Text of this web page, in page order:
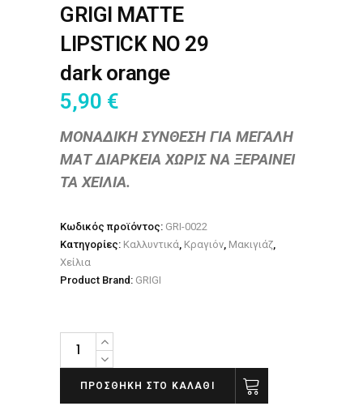
GRIGI MATTE
LIPSTICK NO 29
dark orange
5,90 €
ΜΟΝΑΔΙΚΗ ΣΥΝΘΕΣΗ ΓΙΑ ΜΕΓΑΛΗ
ΜΑΤ ΔΙΑΡΚΕΙΑ ΧΩΡΙΣ ΝΑ ΞΕΡΑΙΝΕΙ
ΤΑ ΧΕΙΛΙΑ.
Κωδικός προϊόντος: GRI-0022
Κατηγορίες: Καλλυντικά, Κραγιόν, Μακιγιάζ,
Χείλια
Product Brand: GRIGI
GRIGI
LIPSTICK
NO
ΠΡΟΣΘΉΚΗ ΣΤΟ ΚΑΛΆΘΙ